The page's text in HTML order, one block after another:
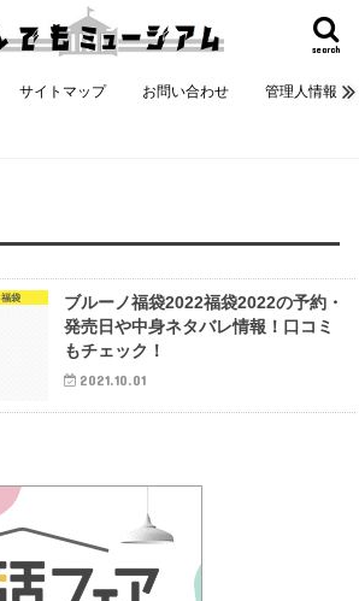
search
サイトマップ お問い合わせ 管理人情報
福袋
ブルーノ福袋2022福袋2022の予約・
発売日や中身ネタバレ情報！口コミ
もチェック！
2021.10.01